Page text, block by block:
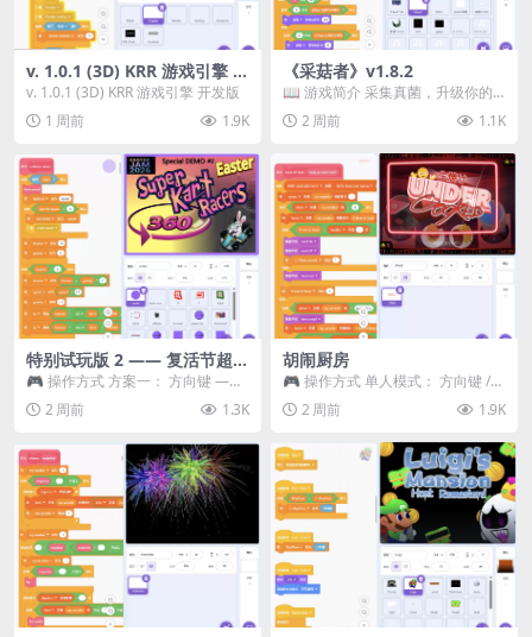
v. 1.0.1 (3D) KRR 游戏引擎 开
发版
v. 1.0.1 (3D) KRR 游戏引擎 开发版
1 周前
1.9K
《采菇者》v1.8.2
📖 游戏简介 采集真菌，升级你的
机体，并前往未知领域探索。 这是
一款静谧的探索冒...
2 周前 1.1K
特别试玩版 2 —— 复活节超级
卡丁车赛
🎮 操作方式 方案一： 方向键 ——
移动 Z —— 跳跃 / 漂移 方案二： ...
2 周前 1.3K
胡闹厨房
🎮 操作方式 单人模式： 方向键 /
WASD —— 移动 Z / K —— 抓...
2 周前 1.9K